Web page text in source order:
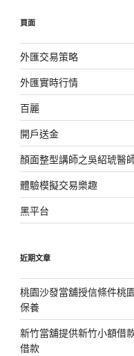
字:
頁面
外匯交易策略
外匯實時行情
百麗
開戶送金
顏面整型講師之吳紹琥醫
體驗模擬交易樂趣
黑平台
近期文章
桃園沙發當舖授信條件桃
保養
新竹當舖提供新竹小額借
借款